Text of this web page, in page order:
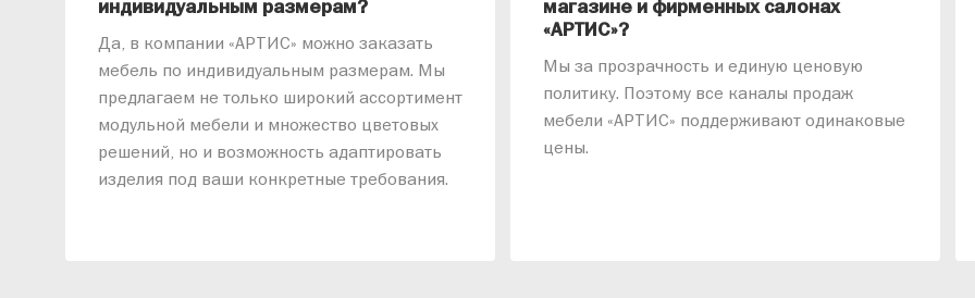
индивидуальным размерам?
Да, в компании «АРТИС» можно заказать
мебель по индивидуальным размерам. Мы
предлагаем не только широкий ассортимент
модульной мебели и множество цветовых
решений, но и возможность адаптировать
изделия под ваши конкретные требования.
магазине и фирменных салонах
«АРТИС»?
Мы за прозрачность и единую ценовую
политику. Поэтому все каналы продаж
мебели «АРТИС» поддерживают одинаковые
цены.